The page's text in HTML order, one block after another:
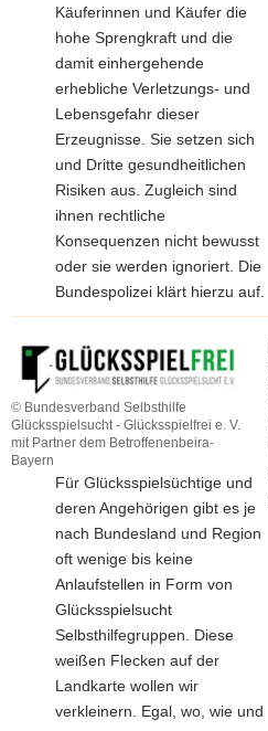
Käuferinnen und Käufer die
hohe Sprengkraft und die
damit einhergehende
erhebliche Verletzungs- und
Lebensgefahr dieser
Erzeugnisse. Sie setzen sich
und Dritte gesundheitlichen
Risiken aus. Zugleich sind
ihnen rechtliche
Konsequenzen nicht bewusst
oder sie werden ignoriert. Die
Bundespolizei klärt hierzu auf.
© Bundesverband Selbsthilfe
Glücksspielsucht - Glücksspielfrei e. V.
mit Partner dem Betroffenenbeira-
Bayern
Für Glücksspielsüchtige und
deren Angehörigen gibt es je
nach Bundesland und Region
oft wenige bis keine
Anlaufstellen in Form von
Glücksspielsucht
Selbsthilfegruppen. Diese
weißen Flecken auf der
Landkarte wollen wir
verkleinern. Egal, wo, wie und